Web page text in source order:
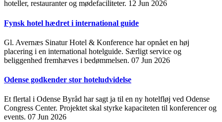
hoteller, restauranter og mødefaciliteter. 12 Jun 2026
Fynsk hotel hædret i international guide
Gl. Avernæs Sinatur Hotel & Konference har opnået en høj
placering i en international hotelguide. Særligt service og
beliggenhed fremhæves i bedømmelsen. 07 Jun 2026
Odense godkender stor hoteludvidelse
Et flertal i Odense Byråd har sagt ja til en ny hotelfløj ved Odense
Congress Center. Projektet skal styrke kapaciteten til konferencer og
events. 07 Jun 2026